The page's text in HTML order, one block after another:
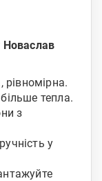
Новаслав
рівномірна.
тепла.
з
у